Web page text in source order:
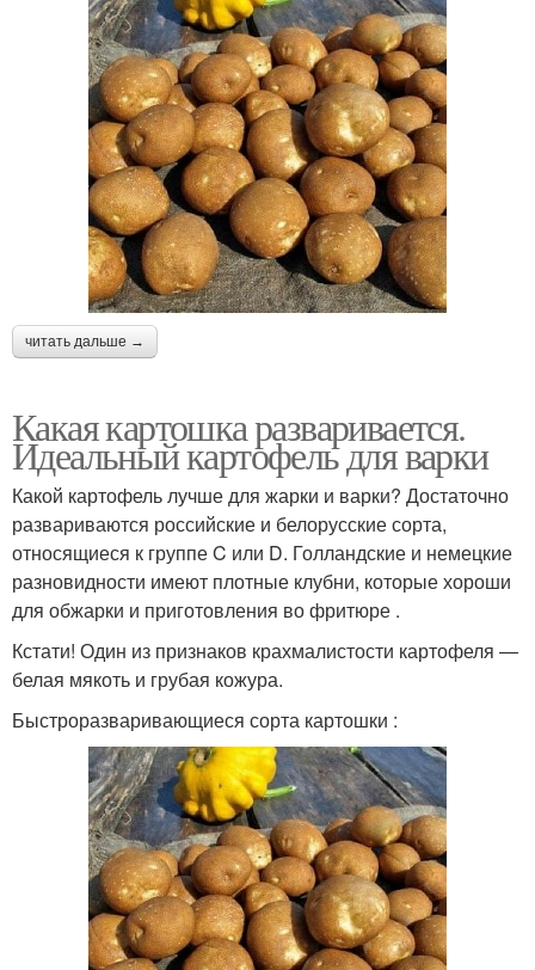
читать дальше →
Какая картошка разваривается.
Идеальный картофель для варки
Какой картофель лучше для жарки и варки? Достаточно
развариваются российские и белорусские сорта,
относящиеся к группе C или D. Голландские и немецкие
разновидности имеют плотные клубни, которые хороши
для обжарки и приготовления во фритюре .
Кстати! Один из признаков крахмалистости картофеля —
белая мякоть и грубая кожура.
Быстроразваривающиеся сорта картошки :